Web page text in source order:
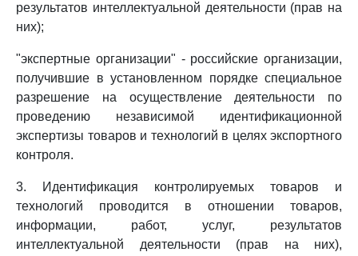
результатов интеллектуальной деятельности (прав на
них);
"экспертные организации" - российские организации,
получившие в установленном порядке специальное
разрешение на осуществление деятельности по
проведению независимой идентификационной
экспертизы товаров и технологий в целях экспортного
контроля.
3. Идентификация контролируемых товаров и
технологий проводится в отношении товаров,
информации, работ, услуг, результатов
интеллектуальной деятельности (прав на них),